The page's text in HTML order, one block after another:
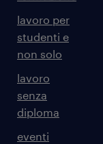
lavoro per
studenti e
non solo
lavoro
senza
diploma
eventi